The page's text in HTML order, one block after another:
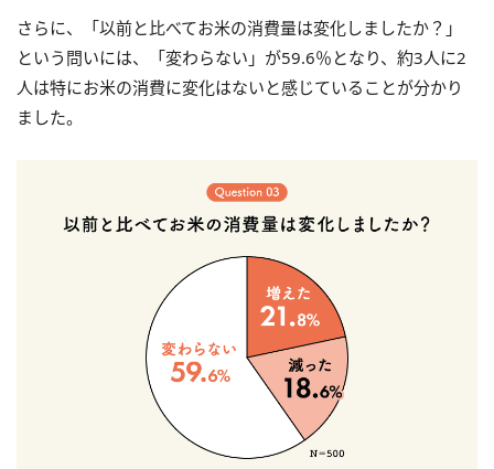
さらに、「以前と比べてお米の消費量は変化しましたか？」
という問いには、「変わらない」が59.6％となり、約3人に2
人は特にお米の消費に変化はないと感じていることが分かり
ました。